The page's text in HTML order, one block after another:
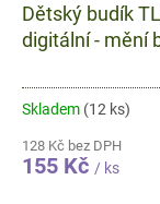
Dětský budík
digitální - mění
Skladem (12 ks)
128 Kč bez DPH
155 Kč / ks